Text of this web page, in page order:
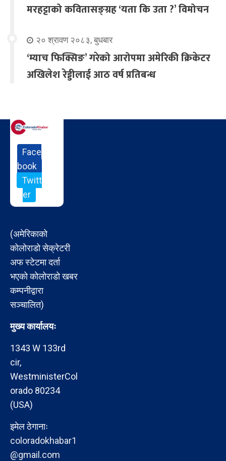
मरहट्टाको कवितासङ्ग्रह ‘यता कि उता ?’ विमोचन
२० श्रावण २०८३, बुधबार
‘म्याच फिक्सिङ’ गरेको आरोपमा अमेरिकी क्रिकेटर
अखिलेश रेड्डीलाई आठ वर्ष प्रतिबन्ध
Face
book
Twitt
er
(अमेरिकाको
कोलोराडो सेक्रेटरी
अफ स्टेटमा दर्ता
भएको कोलोराडो खबर
कम्पनीद्वारा
सञ्चालित)
मुख्य कार्यालयः
1343 W 133rd
cir,
WestministerCol
orado 80234
(USA)
इमेल ठेगानाः
coloradokhabar1
@gmail.com